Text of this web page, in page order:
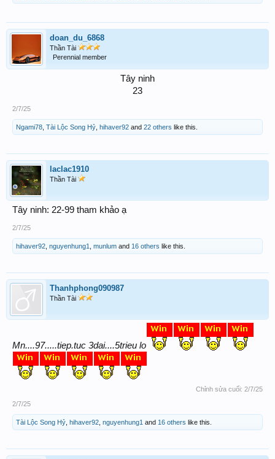
doan_du_6868
Thần Tài
Perennial member
Tây ninh
23​
2/7/25
Ngami78 Tài Lộc Song Hỷ hihaver92 and 22 others like this.
laclac1910
Thần Tài
Tây ninh: 22-99 tham khảo ạ
2/7/25
hihaver92 nguyenhung1 munlum and 16 others like this.
Thanhphong090987
Thần Tài
Mn....97.....tiep.tuc 3dai....5trieu lo
Chỉnh sửa cuối: 2/7/25
2/7/25
Tài Lộc Song Hỷ hihaver92 nguyenhung1 and 16 others like this.